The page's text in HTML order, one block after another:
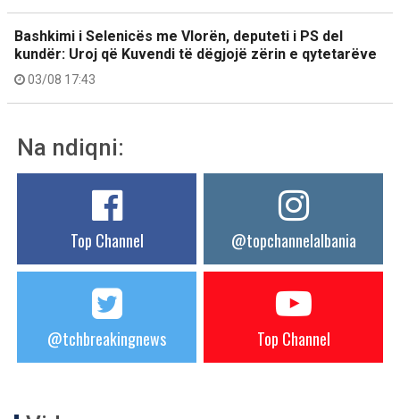
Bashkimi i Selenicës me Vlorën, deputeti i PS del
kundër: Uroj që Kuvendi të dëgjojë zërin e qytetarëve
03/08 17:43
Na ndiqni:
Top Channel @topchannelalbania
@tchbreakingnews Top Channel